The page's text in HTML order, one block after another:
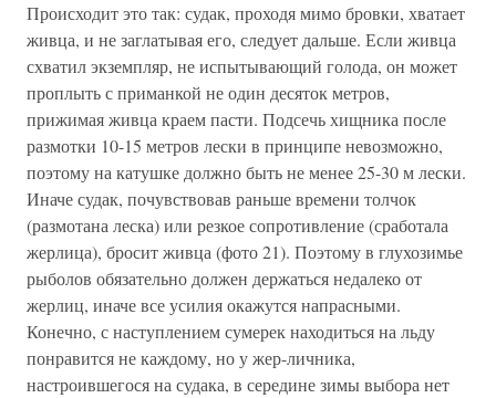
Происходит это так: судак, проходя мимо бровки, хватает
живца, и не заглатывая его, следует дальше. Если живца
схватил экземпляр, не испытывающий голода, он может
проплыть с приманкой не один десяток метров,
прижимая живца краем пасти. Подсечь хищника после
размотки 10-15 метров лески в принципе невозможно,
поэтому на катушке должно быть не менее 25-30 м лески.
Иначе судак, почувствовав раньше времени толчок
(размотана леска) или резкое сопротивление (сработала
жерлица), бросит живца (фото 21). Поэтому в глухозимье
рыболов обязательно должен держаться недалеко от
жерлиц, иначе все усилия окажутся напрасными.
Конечно, с наступлением сумерек находиться на льду
понравится не каждому, но у жер-личника,
настроившегося на судака, в середине зимы выбора нет